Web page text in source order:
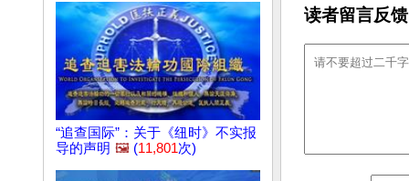
“追查国际”：关于《纽时》不实报
导的声明 🖼️ (11,801次)
读者留言反